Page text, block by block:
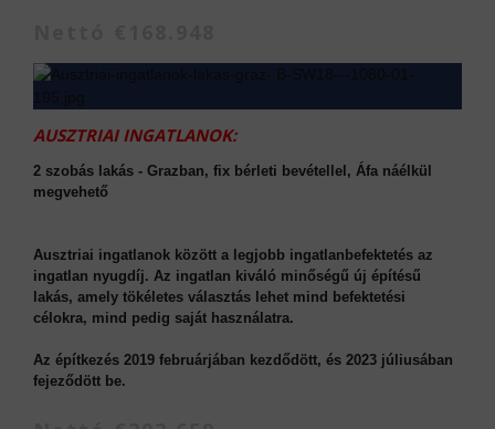
AUSZTRIAI INGATLANOK:
2 szobás lakás - Grazban, fix bérleti bevétellel, Áfa náélkül
megvehető
Ausztriai ingatlanok között a legjobb ingatlanbefektetés az
ingatlan nyugdíj. Az ingatlan kiváló minőségű új építésű
lakás, amely tökéletes választás lehet mind befektetési
célokra, mind pedig saját használatra.
Az építkezés 2019 februárjában kezdődött, és 2023 júliusában
fejeződött be.